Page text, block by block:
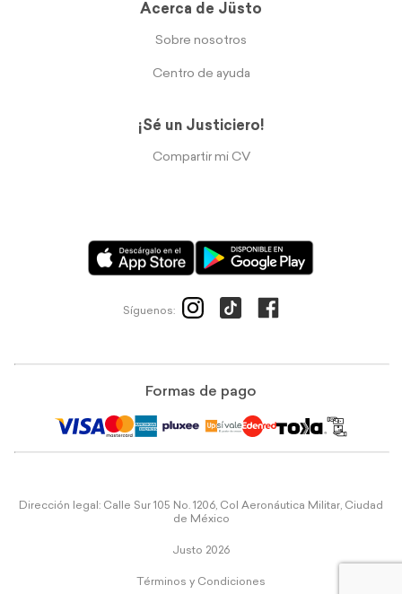
Acerca de Jüsto
Sobre nosotros
Centro de ayuda
¡Sé un Justiciero!
Compartir mi CV
Síguenos:
Formas de pago
Dirección legal: Calle Sur 105 No. 1206, Col Aeronáutica Militar, Ciudad
de México
Justo 2026
Términos y Condiciones